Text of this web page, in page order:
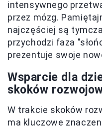
intensywnego
przez mózg.
najczęściej są
przychodzi faza
prezentuje swoje
Wsparcie dla
skoków
W trakcie skoków
ma kluczowe